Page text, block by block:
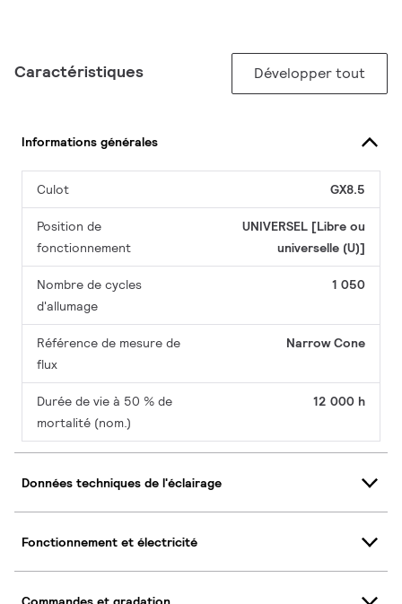
Caractéristiques Développer tout
Informations générales
Culot GX8.5
Position de
fonctionnement
UNIVERSEL [Libre ou
universelle (U)]
Nombre de cycles
d'allumage
1 050
Référence de mesure de
flux
Narrow Cone
Durée de vie à 50 % de
mortalité (nom.)
12 000 h
Données techniques de l'éclairage
Fonctionnement et électricité